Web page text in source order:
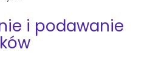
i podawanie